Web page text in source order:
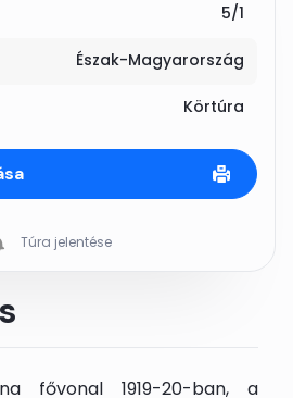
5/1
Észak-Magyarország
Körtúra
Túra jelentése
fővonal 1919-20-ban, a